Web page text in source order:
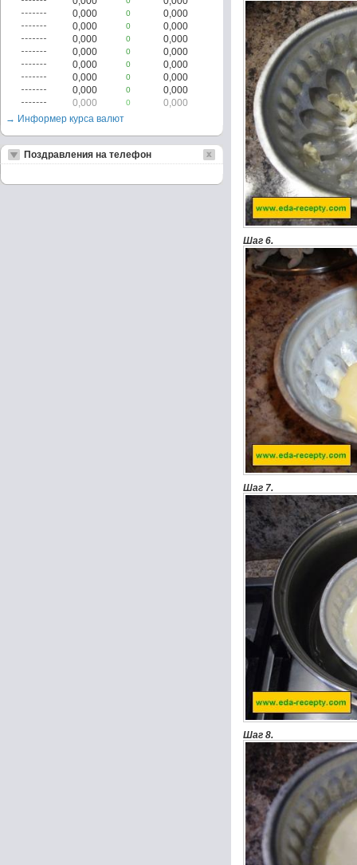
Шаг 6.
Шаг 7.
Шаг 8.
0,000
0
0,000
0,000
0
0,000
0,000
0
0,000
0,000
0
0,000
0,000
0
0,000
0,000
0
0,000
0,000
0
0,000
0,000
0
0,000
→ Информер курса валют
Поздравления на телефон